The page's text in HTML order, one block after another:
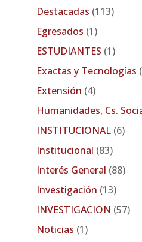
Destacadas (113)
Egresados (1)
ESTUDIANTES (1)
Exactas y Tecnologías
Extensión (4)
Humanidades, Cs.
INSTITUCIONAL(6)
Institucional (83)
Interés General (88)
Investigación (13)
INVESTIGACION (57)
Noticias (1)